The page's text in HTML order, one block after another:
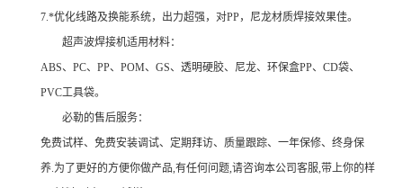
7.*优化线路及换能系统，出力超强，对PP，尼龙材质焊接效果佳。
超声波焊接机适用材料：
ABS、PC、PP、POM、GS、透明硬胶、尼龙、环保盒PP、CD袋、
PVC工具袋。
必勒的售后服务：
免费试样、免费安装调试、定期拜访、质量跟踪、一年保修、终身保
养.为了更好的方便你做产品,有任何问题,请咨询本公司客服,带上你的样